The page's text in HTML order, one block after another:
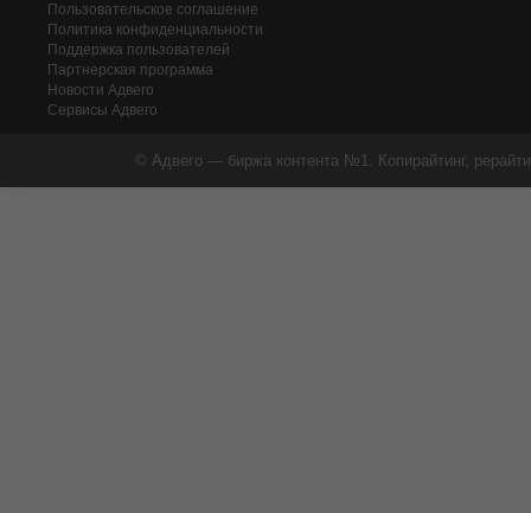
Пользовательское соглашение
Политика конфиденциальности
Поддержка пользователей
Партнерская программа
Новости Адвего
Сервисы Адвего
© Адвего — биржа контента №1. Копирайтинг,